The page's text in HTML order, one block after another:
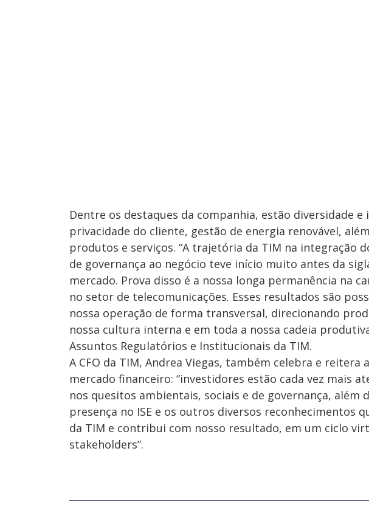
Dentre os destaques da companhia, estão diversidade e
privacidade do cliente, gestão de energia renovável,
produtos e serviços. “A trajetória da TIM na integração
de governança ao negócio teve início muito antes da
mercado. Prova disso é a nossa longa permanência na
no setor de telecomunicações. Esses resultados são
nossa operação de forma transversal, direcionando
nossa cultura interna e em toda a nossa cadeia
Assuntos Regulatórios e Institucionais da TIM.
A CFO da TIM, Andrea Viegas, também celebra e reitera
mercado financeiro: “investidores estão cada vez mais
nos quesitos ambientais, sociais e de governança, além
presença no ISE e os outros diversos reconhecimentos
da TIM e contribui com nosso resultado, em um ciclo
stakeholders”.